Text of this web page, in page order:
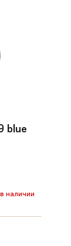
blue
наличии